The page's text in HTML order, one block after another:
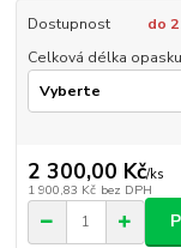
Dostupnost
do
Celková délka
2 300,00 Kč/ks
1 900,83 Kč bez DPH